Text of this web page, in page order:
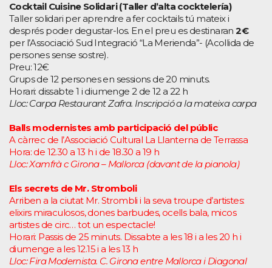
Cocktail Cuisine Solidari (Taller d’alta cocktelería)
Taller solidari per aprendre a fer cocktails tú mateix i
després poder degustar-los. En el preu es destinaran2€
per l’Associació Sud Integració “La Merienda”- (Acollida de
persones sense sostre).
Preu: 12€
Grups de 12 persones en sessions de 20 minuts.
Horari: dissabte 1 i diumenge 2 de 12 a 22 h
Lloc: Carpa Restaurant Zafra. Inscripció a la mateixa carpa
Balls modernistes amb participació del públic
A càrrec de l’Associació Cultural La Llanterna de Terrassa
Hora: de 12.30 a 13 h i de 18.30 a 19 h
Lloc: Xamfrà c Girona – Mallorca (davant de la pianola)
Els secrets de Mr. Stromboli
Arriben a la ciutat Mr. Strombli i la seva troupe d’artistes:
elixirs miraculosos, dones barbudes, ocells bala, micos
artistes de circ… tot un espectacle!
Horari: Passis de 25 minuts. Dissabte a les 18 i a les 20 h i
diumenge a les 12.15 i a les 13 h
Lloc: Fira Modernista. C. Girona entre Mallorca i Diagonal